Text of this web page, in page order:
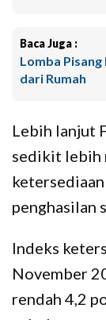
Baca Juga :
Lomba
dari Rumah
Lebih lanjut
sedikit lebih
penghasilan
Indeks
November
rendah 4,2